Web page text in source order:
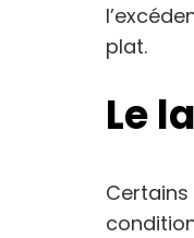
plat.
Le